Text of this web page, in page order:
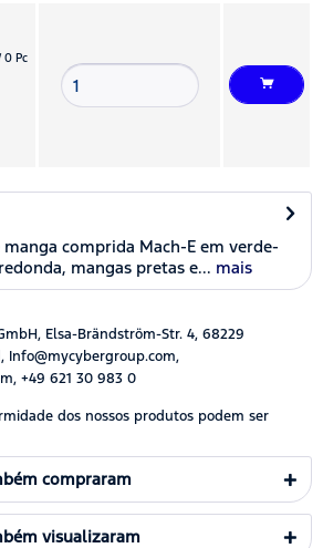
Pc
comprida Mach-E em verde-
mangas pretas e... mais
Elsa-Brändström-Str. 4, 68229
Info@mycybergroup.com,
+49 621 30 983 0
dos nossos produtos podem ser
compraram
visualizaram